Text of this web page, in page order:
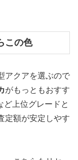
この色
アクアを選ぶので
がもっともおすす
ど上位グレードと
定額が安定しやす